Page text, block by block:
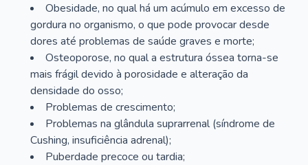
Obesidade, no qual há um acúmulo em excesso de
gordura no organismo, o que pode provocar desde
dores até problemas de saúde graves e morte;
Osteoporose, no qual a estrutura óssea torna-se
mais frágil devido à porosidade e alteração da
densidade do osso;
Problemas de crescimento;
Problemas na glândula suprarrenal (síndrome de
Cushing, insuficiência adrenal);
Puberdade precoce ou tardia;